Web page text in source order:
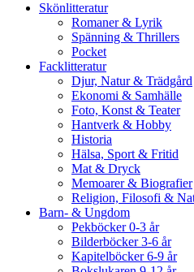
Skönlitteratur
Romaner & Lyrik
Spänning & Thrillers
Pocket
Facklitteratur
Djur, Natur & Trädgård
Ekonomi & Samhälle
Foto, Konst & Teater
Hantverk & Hobby
Historia
Hälsa, Sport & Fritid
Mat & Dryck
Memoarer & Biografier
Religion, Filosofi &
Barn- & Ungdom
Pekböcker 0-3 år
Bilderböcker 3-6 år
Kapitelböcker 6-9 år